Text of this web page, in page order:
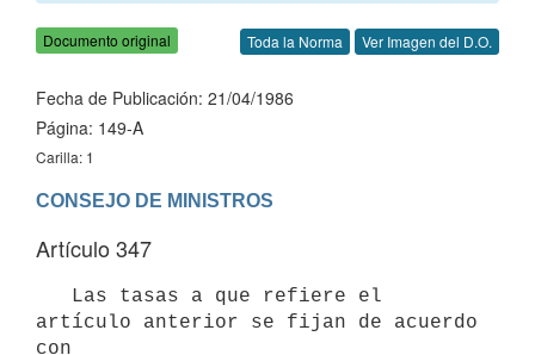
Documento original Toda la Norma Ver Imagen del D.O.
Fecha de Publicación: 21/04/1986
Página: 149-A
Carilla: 1
CONSEJO DE MINISTROS
Artículo 347
artículo anterior se fijan de acuerdo
con